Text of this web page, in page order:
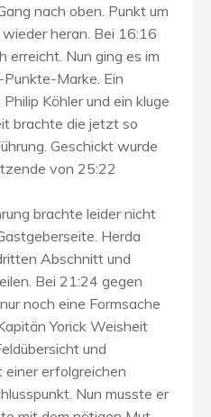
nach oben. Punkt um
heran. Bei 16:16
erreicht. Nun ging es im
Marke. Ein
Köhler und ein kluge
brachte die jetzt so
Geschickt wurde
von 25:22
brachte leider nicht
Herda
Abschnitt und
Bei 21:24 gegen
noch eine Formsache
Yorick Weisheit
und
erfolgreichen
Nun musste er